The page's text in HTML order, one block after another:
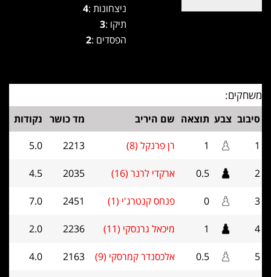
ניצחונות :4
תיקו :3
הפסדים :2
משחקים:
סיבוב צבע תוצאה שם היריב מד כושר נקודות
1
1 רן פרנקל (8) 2213
5.0
2
0.5 ארקדי לרנר (16) 2035
4.5
3
0 פנחס קנטרג'י (1) 2451
7.0
4
1 מיכאל גרנסקי (11) 2236
2.0
5
0.5 אלכסנדר קמרסקי (9) 2163
4.0